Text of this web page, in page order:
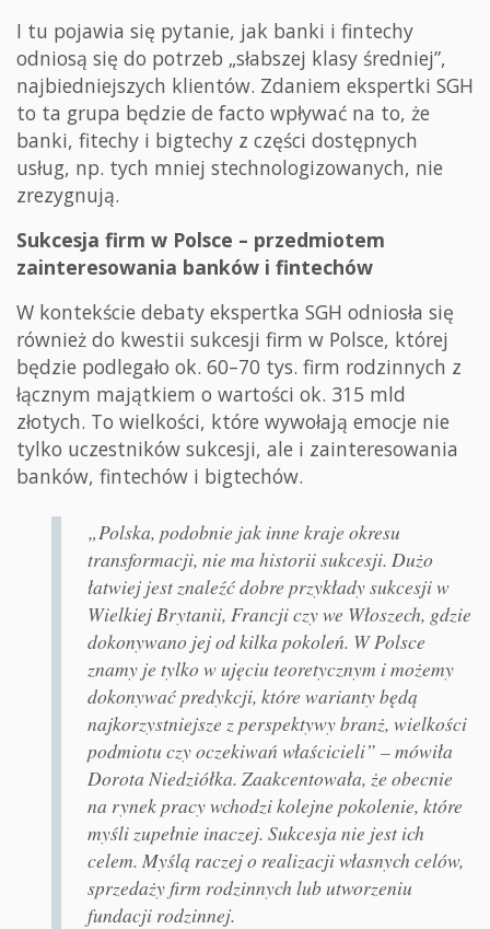
I tu pojawia się pytanie, jak banki i fintechy
odniosą się do potrzeb „słabszej klasy średniej”,
najbiedniejszych klientów. Zdaniem ekspertki SGH
to ta grupa będzie de facto wpływać na to, że
banki, fitechy i bigtechy z części dostępnych
usług, np. tych mniej stechnologizowanych, nie
zrezygnują.
Sukcesja firm w Polsce – przedmiotem
zainteresowania banków i fintechów
W kontekście debaty ekspertka SGH odniosła się
również do kwestii sukcesji firm w Polsce, której
będzie podlegało ok. 60–70 tys. firm rodzinnych z
łącznym majątkiem o wartości ok. 315 mld
złotych. To wielkości, które wywołają emocje nie
tylko uczestników sukcesji, ale i zainteresowania
banków, fintechów i bigtechów.
„Polska, podobnie jak inne kraje okresu
transformacji, nie ma historii sukcesji. Dużo
łatwiej jest znaleźć dobre przykłady sukcesji w
Wielkiej Brytanii, Francji czy we Włoszech, gdzie
dokonywano jej od kilka pokoleń. W Polsce
znamy je tylko w ujęciu teoretycznym i możemy
dokonywać predykcji, które warianty będą
najkorzystniejsze z perspektywy branż, wielkości
podmiotu czy oczekiwań właścicieli” – mówiła
Dorota Niedziółka. Zaakcentowała, że obecnie
na rynek pracy wchodzi kolejne pokolenie, które
myśli zupełnie inaczej. Sukcesja nie jest ich
celem. Myślą raczej o realizacji własnych celów,
sprzedaży firm rodzinnych lub utworzeniu
fundacji rodzinnej.